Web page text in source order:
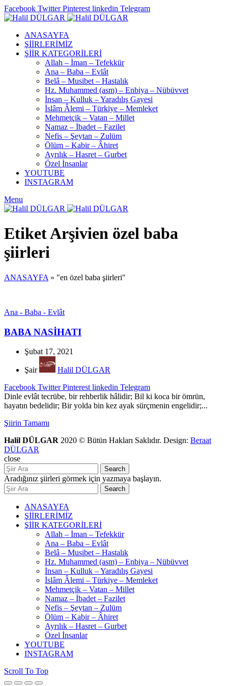
Facebook Twitter Pinterest linkedin Telegram
ANASAYFA
ŞİİRLERİMİZ
ŞİİR KATEGORİLERİ
Allah – İman – Tefekkür
Ana – Baba – Evlât
Belâ – Musibet – Hastalık
Hz. Muhammed (asm) – Enbiya – Nübüvvet
İnsan – Kulluk – Yaradılış Gayesi
İslâm Âlemi – Türkiye – Memleket
Mehmetçik – Vatan – Millet
Namaz – İbadet – Fazilet
Nefis – Şeytan – Zulüm
Ölüm – Kabir – Âhiret
Ayrılık – Hasret – Gurbet
Özel İnsanlar
YOUTUBE
INSTAGRAM
Menu
Etiket Arşivien özel baba
şiirleri
ANASAYFA » "en özel baba şiirleri"
Ana - Baba - Evlât
BABA NASİHATI
Şubat 17, 2021
Şair
Halil DÜLGAR
Facebook Twitter Pinterest linkedin Telegram
Dinle evlât tecrübe, bir rehberlik hâlidir; Bil ki koca bir ömrün,
hayatın bedelidir; Bir yolda bin kez ayak sürçmenin engelidir;...
Şiirin Tamamı
Halil DÜLGAR 2020 © Bütün Hakları Saklıdır. Design: Beraat
DÜLGAR
close
Search
Aradığınız şiirleri görmek için yazmaya başlayın.
Search
ANASAYFA
ŞİİRLERİMİZ
ŞİİR KATEGORİLERİ
Allah – İman – Tefekkür
Ana – Baba – Evlât
Belâ – Musibet – Hastalık
Hz. Muhammed (asm) – Enbiya – Nübüvvet
İnsan – Kulluk – Yaradılış Gayesi
İslâm Âlemi – Türkiye – Memleket
Mehmetçik – Vatan – Millet
Namaz – İbadet – Fazilet
Nefis – Şeytan – Zulüm
Ölüm – Kabir – Âhiret
Ayrılık – Hasret – Gurbet
Özel İnsanlar
YOUTUBE
INSTAGRAM
Scroll To Top